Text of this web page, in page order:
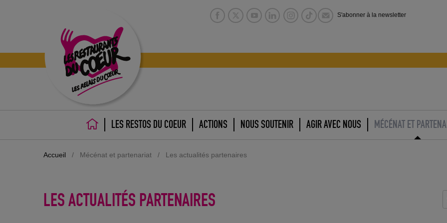
S'abonner à la newsletter
ACCUEILLES RESTOS DU COEUR ACTIONS NOUS SOUTENIR AGIR AVEC NOUS MÉCÉNAT ET
Accueil / Mécénat et partenariat / Les actualités partenaires
LES ACTUALITÉS PARTENAIRES